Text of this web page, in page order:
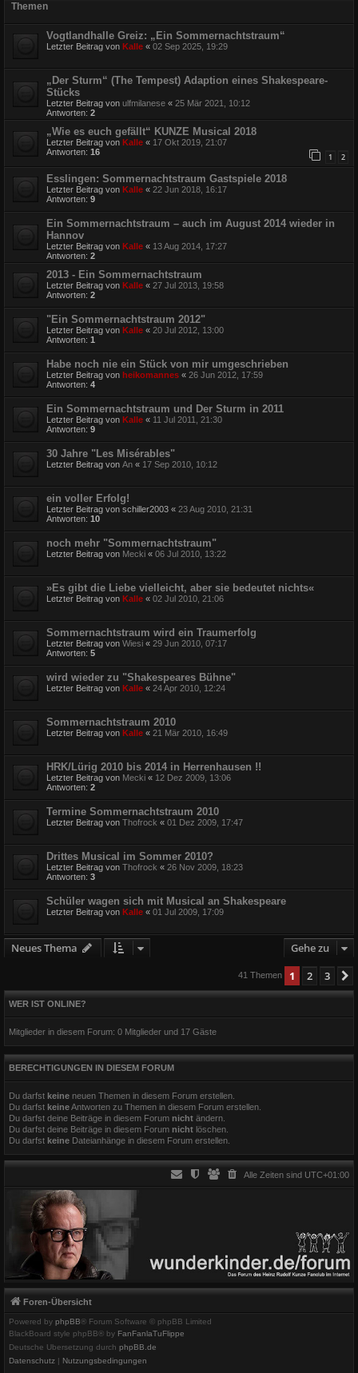
Themen
Vogtlandhalle Greiz: „Ein Sommernachtstraum“
Letzter Beitrag von Kalle « 02 Sep 2025, 19:29
„Der Sturm“ (The Tempest) Adaption eines Shakespeare-
Stücks
Letzter Beitrag von ulfmilanese « 25 Mär 2021, 10:12
Antworten: 2
„Wie es euch gefällt“ KUNZE Musical 2018
Letzter Beitrag von Kalle « 17 Okt 2019, 21:07
Antworten: 16 1 2
Esslingen: Sommernachtstraum Gastspiele 2018
Letzter Beitrag von Kalle « 22 Jun 2018, 16:17
Antworten: 9
Ein Sommernachtstraum – auch im August 2014 wieder in
Hannov
Letzter Beitrag von Kalle « 13 Aug 2014, 17:27
Antworten: 2
2013 - Ein Sommernachtstraum
Letzter Beitrag von Kalle « 27 Jul 2013, 19:58
Antworten: 2
"Ein Sommernachtstraum 2012"
Letzter Beitrag von Kalle « 20 Jul 2012, 13:00
Antworten: 1
Habe noch nie ein Stück von mir umgeschrieben
Letzter Beitrag von heikomannes « 26 Jun 2012, 17:59
Antworten: 4
Ein Sommernachtstraum und Der Sturm in 2011
Letzter Beitrag von Kalle « 11 Jul 2011, 21:30
Antworten: 9
30 Jahre "Les Misérables"
Letzter Beitrag von An « 17 Sep 2010, 10:12
ein voller Erfolg!
Letzter Beitrag von schiller2003 « 23 Aug 2010, 21:31
Antworten: 10
noch mehr "Sommernachtstraum"
Letzter Beitrag von Mecki « 06 Jul 2010, 13:22
»Es gibt die Liebe vielleicht, aber sie bedeutet nichts«
Letzter Beitrag von Kalle « 02 Jul 2010, 21:06
Sommernachtstraum wird ein Traumerfolg
Letzter Beitrag von Wiesi « 29 Jun 2010, 07:17
Antworten: 5
wird wieder zu "Shakespeares Bühne"
Letzter Beitrag von Kalle « 24 Apr 2010, 12:24
Sommernachtstraum 2010
Letzter Beitrag von Kalle « 21 Mär 2010, 16:49
HRK/Lürig 2010 bis 2014 in Herrenhausen !!
Letzter Beitrag von Mecki « 12 Dez 2009, 13:06
Antworten: 2
Termine Sommernachtstraum 2010
Letzter Beitrag von Thofrock « 01 Dez 2009, 17:47
Drittes Musical im Sommer 2010?
Letzter Beitrag von Thofrock « 26 Nov 2009, 18:23
Antworten: 3
Schüler wagen sich mit Musical an Shakespeare
Letzter Beitrag von Kalle « 01 Jul 2009, 17:09
Neues Thema Gehe zu
41 Themen 1 2 3
WER IST ONLINE?
Mitglieder in diesem Forum: 0 Mitglieder und 17 Gäste
BERECHTIGUNGEN IN DIESEM FORUM
Du darfst keine neuen Themen in diesem Forum erstellen.
Du darfst keineAntworten zu Themen in diesem Forum erstellen.
Du darfst deine Beiträge in diesem Forum nicht ändern.
Du darfst deine Beiträge in diesem Forum nicht löschen.
Du darfst keine Dateianhänge in diesem Forum erstellen.
Alle Zeiten sind UTC+01:00
Foren-Übersicht
Powered by phpBB® Forum Software © phpBB Limited
BlackBoard style phpBB® by FanFanlaTuFlippe
Deutsche Übersetzung durch phpBB.de
Datenschutz | Nutzungsbedingungen